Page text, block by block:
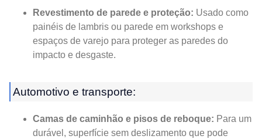
Revestimento de parede e proteção: Usado como
painéis de lambris ou parede em workshops e
espaços de varejo para proteger as paredes do
impacto e desgaste.
Automotivo e transporte:
Camas de caminhão e pisos de reboque: Para um
durável, superfície sem deslizamento que pode